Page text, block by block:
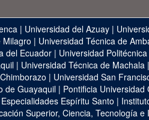
| Universidad del Azuay |
Milagro | Universidad Técnica de
del Ecuador| Universidad
| Universidad Técnica de Machala
| Universidad San
de Guayaquil | Pontificia
Espíritu Santo |
Superior, Ciencia, Tecnología e